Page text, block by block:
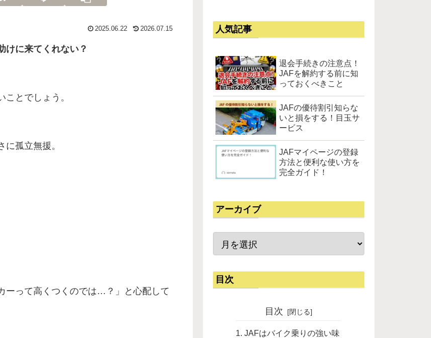
2025.06.22 2026.07.15
に来てくれない？
とでしょう。
孤立無援。
ーって高くつくのでは…？」と心配して
人気記事
退会手続きの注意点！
JAFを解約する前に知
っておくべきこと
JAFの優待割引知らな
いと損をする！目玉サ
ービス
JAFマイページの登録
方法と便利な使い方を
完全ガイド！
アーカイブ
目次
目次
JAFはバイク乗りの強い味